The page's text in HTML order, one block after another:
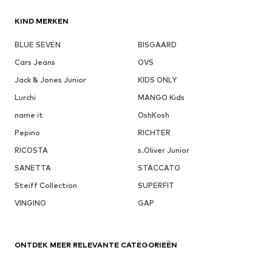
KIND MERKEN
BLUE SEVEN
BISGAARD
Cars Jeans
OVS
Jack & Jones Junior
KIDS ONLY
Lurchi
MANGO Kids
name it
OshKosh
Pepino
RICHTER
RICOSTA
s.Oliver Junior
SANETTA
STACCATO
Steiff Collection
SUPERFIT
VINGINO
GAP
ONTDEK MEER RELEVANTE CATEGORIEËN